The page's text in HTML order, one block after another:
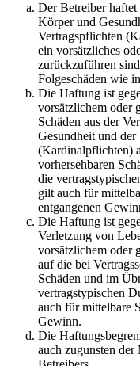
Der Betreiber
Körper und
Vertragspflichten
ein vorsätzliches
zurückzuführen
Folgeschäden wie
Die Haftung ist
vorsätzlichem oder
Schäden aus der
Gesundheit und
(Kardinalpflichten)
vorhersehbaren
die
gilt auch für
entgangenen
Die Haftung ist
Verletzung von
vorsätzlichem oder
auf die bei
Schäden und im
vertragstypischen
auch für mittelbare
Gewinn.
Die
auch zugunsten